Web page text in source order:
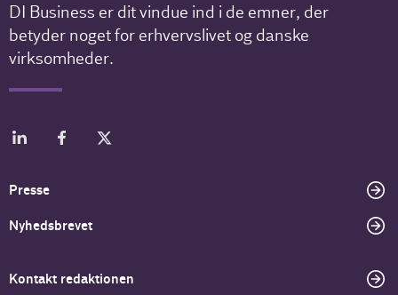
DI Business er dit vindue ind i de emner, der
betyder noget for erhvervslivet og danske
virksomheder.
Presse
Nyhedsbrevet
Kontakt redaktionen